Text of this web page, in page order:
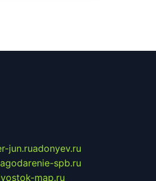
jun.ruadonyev.ru
spb.ru
map.ru